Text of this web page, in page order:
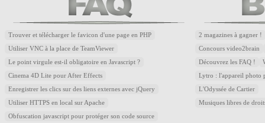
Trouver et télécharger le favicon d'une page en PHP
Utiliser VNC à la place de TeamViewer
Le point virgule est-il obligatoire en Javascript ?
Cinema 4D Lite pour After Effects
Enregistrer les clics sur des liens externes avec jQuery
Utiliser HTTPS en local sur Apache
Obfuscation javascript pour protéger son code source
2 magazines à gagner !
Concours video2brain
Découvrez les FAQ !
Lytro : l'appareil photo
L'Odyssée de Cartier
Musiques libres de